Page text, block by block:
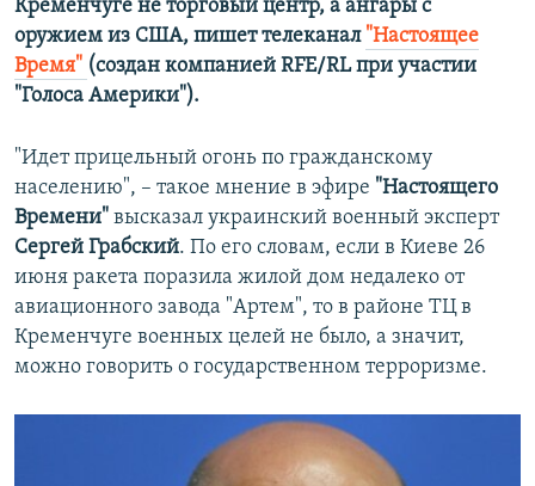
Кременчуге не торговый центр, а ангары с
оружием из США, пишет телеканал "Настоящее
Время" ​(создан компанией RFE/RL при участии
"Голоса Америки").
"Идет прицельный огонь по гражданскому
населению", – такое мнение в эфире "Настоящего
Времени" высказал украинский военный эксперт
Сергей Грабский. По его словам, если в Киеве 26
июня ракета поразила жилой дом недалеко от
авиационного завода "Артем", то в районе ТЦ в
Кременчуге военных целей не было, а значит,
можно говорить о государственном терроризме.